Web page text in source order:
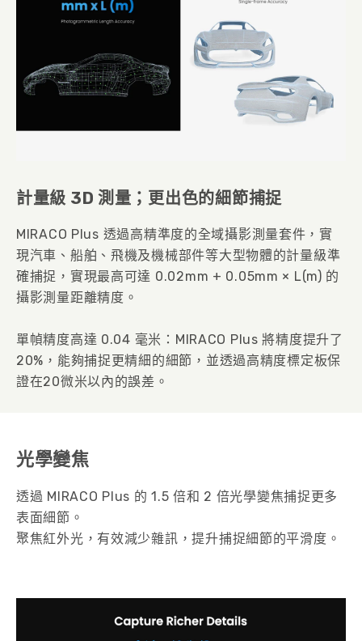
計量級 3D 測量；更出色的細節捕捉
MIRACO Plus 透過高精準度的全域攝影測量套件，實
現汽車、船舶、飛機及機械部件等大型物體的計量級準
確捕捉，實現最高可達 0.02mm + 0.05mm × L(m) 的
攝影測量距離精度。
單幀精度高達 0.04 毫米：MIRACO Plus 將精度提升了
20%，能夠捕捉更精細的細節，並透過高精度標定板保
證在20微米以內的誤差。
光學變焦
透過 MIRACO Plus 的 1.5 倍和 2 倍光學變焦捕捉更多
表面細節。
聚焦紅外光，有效減少雜訊，提升捕捉細節的平滑度。